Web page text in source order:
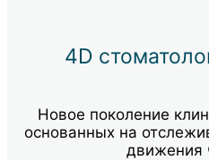
4D
Новое поколение
основанных на
движения